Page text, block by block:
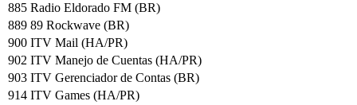
885 Radio Eldorado FM (BR)
889 89 Rockwave (BR)
900 ITV Mail (HA/PR)
902 ITV Manejo de Cuentas (HA/PR)
903 ITV Gerenciador de Contas (BR)
914 ITV Games (HA/PR)